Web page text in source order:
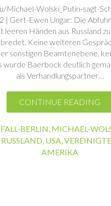
Michael-Wolski_Putin-sagt-
| Gert-Ewen Ungar: Die
leeren Händen aus Russland
Keine weiteren
sonstigen Beamtenebene,
wurde Baerbock deutlich
als Verhandlungspartner…
CONTINUE READING
BERLIN MICHAEL-
RUSSLAND USA
AMERIKA